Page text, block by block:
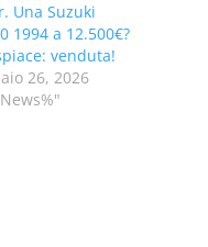
Una Suzuki
1994 a 12.500€?
venduta!
26, 2026